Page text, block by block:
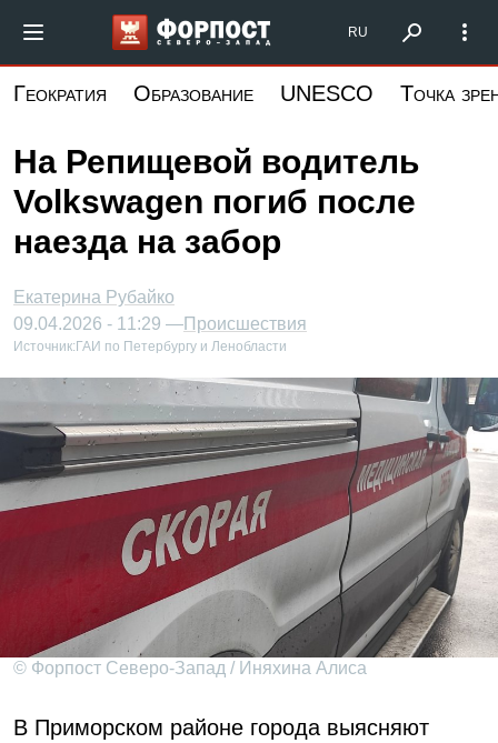
основному
Форпост Северо-Запад
RU
Геократия Образование UNESCO Точка
На Репищевой водитель
Volkswagen погиб после
наезда на забор
Екатерина Рубайко
09.04.2026 - 11:29 —Происшествия
Источник: ГАИ по Петербургу и Ленобласти
© Форпост Северо-Запад / Иняхина Алиса
В Приморском районе города выясняют